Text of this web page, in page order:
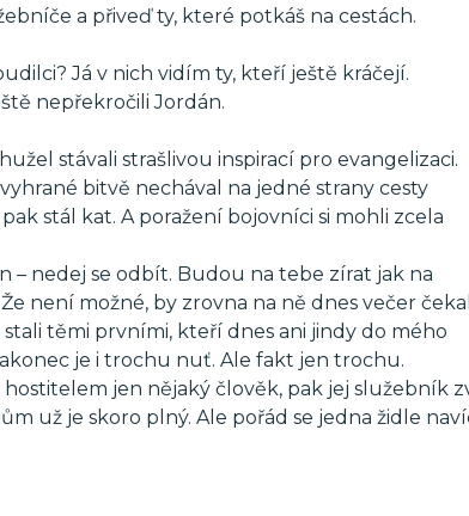
a přiveď ty, které potkáš na cestách.
Já v nich vidím ty, kteří ještě kráčejí.
nepřekročili Jordán.
stávali strašlivou inspirací pro evangelizaci.
bitvě nechával na jedné strany cesty
stál kat. A poražení bojovníci si mohli zcela
– nedej se odbít. Budou na tebe zírat jak na
není možné, by zrovna na ně dnes večer
těmi prvními, kteří dnes ani jindy do mého
je i trochu nuť. Ale fakt jen trochu.
jen nějaký člověk, pak jej služebník
už je skoro plný. Ale pořád se jedna židle